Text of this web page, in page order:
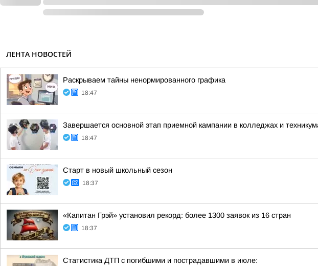
ЛЕНТА НОВОСТЕЙ
Раскрываем тайны ненормированного графика
18:47
Завершается основной этап приемной кампании в колледжах и
18:47
Старт в новый школьный сезон
18:37
«Капитан Грэй» установил рекорд: более 1300 заявок из 16 стран
18:37
Статистика ДТП с погибшими и пострадавшими в июле: